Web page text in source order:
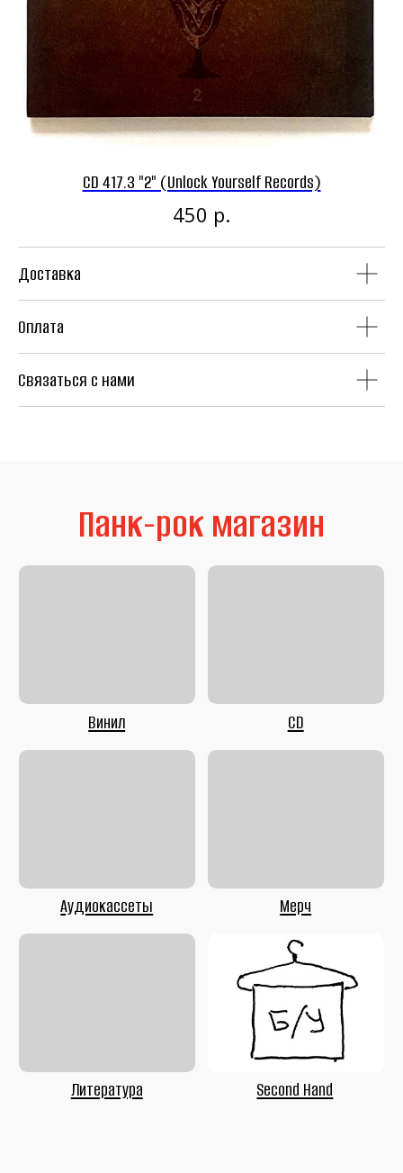
CD 417.3 "2" (Unlock Yourself Records)
450 р.
Доставка
Оплата
Связаться с нами
Винил CD
Аудиокассеты
Литература Second Hand